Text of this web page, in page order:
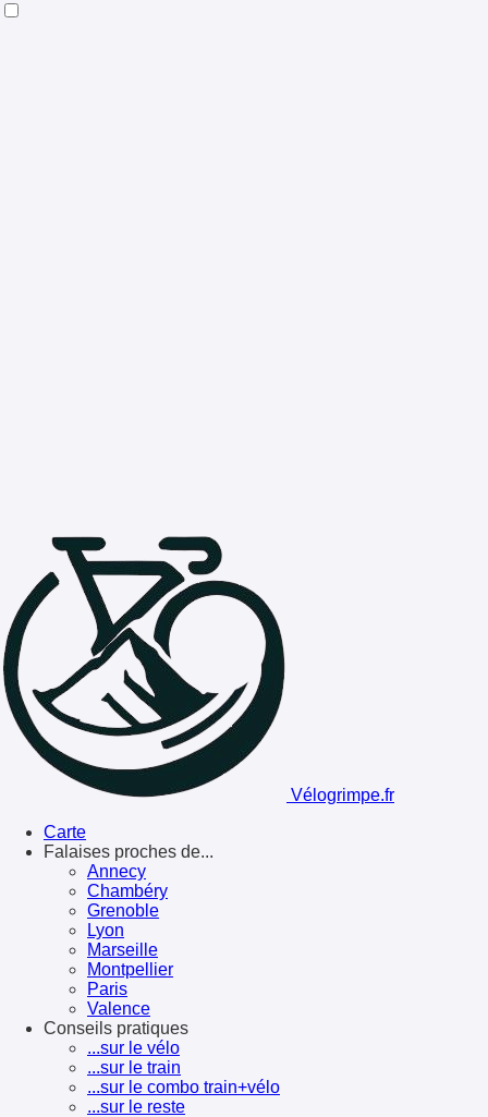
Vélogrimpe.fr
Carte
Falaises proches de...
Annecy
Chambéry
Grenoble
Lyon
Marseille
Montpellier
Paris
Valence
Conseils pratiques
...sur le vélo
...sur le train
...sur le combo train+vélo
...sur le reste